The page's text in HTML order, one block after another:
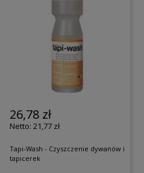
26,78 zł
21,77 zł
Tapi-Wash - Czyszczenie dywanów i
tapicerek